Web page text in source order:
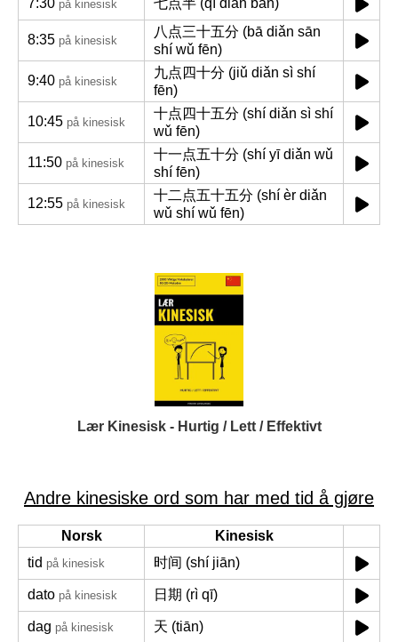
7:30 på kinesisk 七点半 (qī diǎn bàn)
8:35 på kinesisk
八点三十五分 (bā diǎn sān
shí wǔ fēn)
9:40 på kinesisk
九点四十分 (jiǔ diǎn sì shí
fēn)
10:45 på kinesisk
十点四十五分 (shí diǎn sì shí
wǔ fēn)
11:50 på kinesisk
十一点五十分 (shí yī diǎn wǔ
shí fēn)
12:55 på kinesisk
十二点五十五分 (shí èr diǎn
wǔ shí wǔ fēn)
Lær Kinesisk - Hurtig / Lett / Effektivt
Andre kinesiske ord som har med tid å gjøre
Norsk
Kinesisk
tid på kinesisk 时间 (shí jiān)
dato på kinesisk 日期 (rì qī)
dag på kinesisk 天 (tiān)